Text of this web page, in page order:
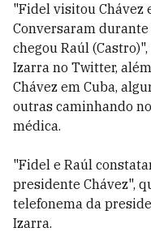
"Fidel visitou Chávez
Conversaram
chegou Raúl
Izarra no Twitter,
Chávez em Cuba,
outras caminhando
médica.
"Fidel e Raúl
presidente Chávez",
telefonema da
Izarra.